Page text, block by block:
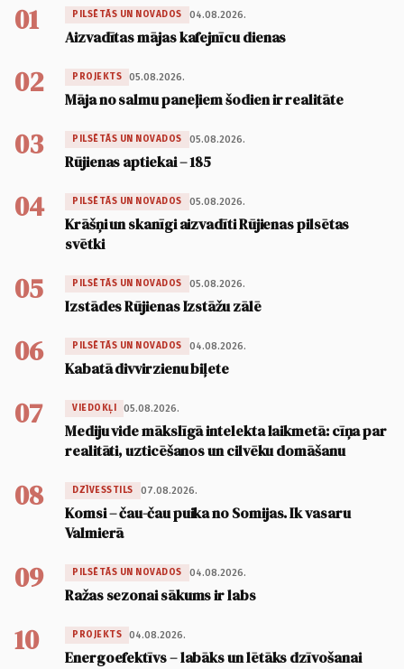
01 PILSĒTĀS UN NOVADOS 04.08.2026.
Aizvadītas mājas kafejnīcu dienas
02 PROJEKTS 05.08.2026.
Māja no salmu paneļiem šodien ir realitāte
03 PILSĒTĀS UN NOVADOS 05.08.2026.
Rūjienas aptiekai – 185
04 PILSĒTĀS UN NOVADOS 05.08.2026.
Krāšņi un skanīgi aizvadīti Rūjienas pilsētas
svētki
05 PILSĒTĀS UN NOVADOS 05.08.2026.
Izstādes Rūjienas Izstāžu zālē
06 PILSĒTĀS UN NOVADOS 04.08.2026.
Kabatā divvirzienu biļete
07 VIEDOKĻI 05.08.2026.
Mediju vide mākslīgā intelekta laikmetā: cīņa par
realitāti, uzticēšanos un cilvēku domāšanu
08 DZĪVESSTILS 07.08.2026.
Komsi – čau-čau puika no Somijas. Ik vasaru
Valmierā
09 PILSĒTĀS UN NOVADOS 04.08.2026.
Ražas sezonai sākums ir labs
10 PROJEKTS 04.08.2026.
Energoefektīvs – labāks un lētāks dzīvošanai